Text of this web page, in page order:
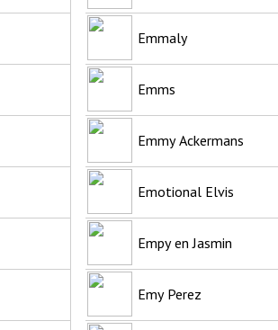
Emmaly
Emms
Emmy Ackermans
Emotional Elvis
Empy en Jasmin
Emy Perez